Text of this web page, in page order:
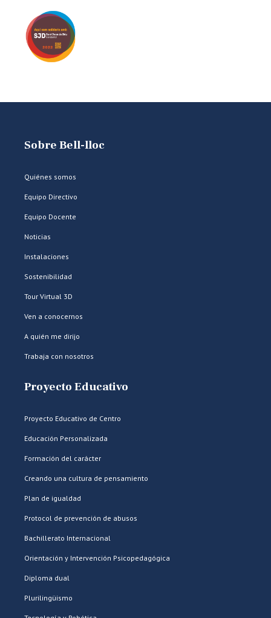
Sobre Bell-lloc
Quiénes somos
Equipo Directivo
Equipo Docente
Noticias
Instalaciones
Sostenibilidad
Tour Virtual 3D
Ven a conocernos
A quién me dirijo
Trabaja con nosotros
Proyecto Educativo
Proyecto Educativo de Centro
Educación Personalizada
Formación del carácter
Creando una cultura de pensamiento
Plan de igualdad
Protocol de prevención de abusos
Bachillerato Internacional
Orientación y Intervención Psicopedagógica
Diploma dual
Plurilingüismo